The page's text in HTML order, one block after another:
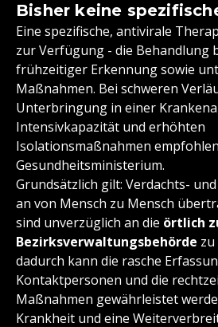
Bisher keine
Eine spezifische, antivirale
zur Verfügung - die Behandlung
frühzeitiger Erkennung sowie
Maßnahmen. Bei schweren
Unterbringung in einer
Intensivkapazität und erhöhten
Isolationsmaßnahmen
Gesundheitsministerium.
Grundsätzlich gilt: Verdachts-
an von Mensch zu Mensch
sind unverzüglich an die örtlich
Bezirksverwaltungsbehörde
dadurch kann die rasche
Kontaktpersonen und die
Maßnahmen gewährleistet
Krankheit und eine